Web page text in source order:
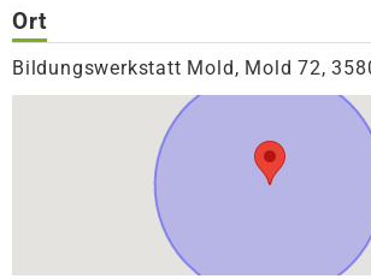
Ort
Bildungswerkstatt Mold, Mold 72,